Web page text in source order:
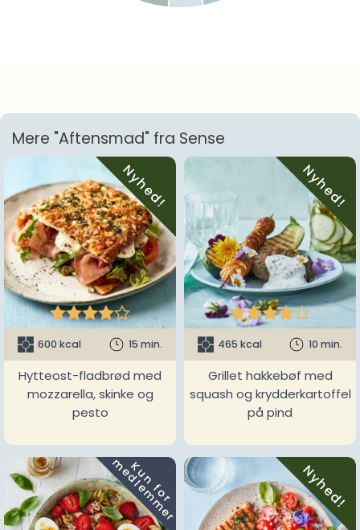
Mere "Aftensmad" fra Sense
Nyhed!

600 kcal 15 min.
Hytteost-fladbrød med
mozzarella, skinke og
pesto
Nyhed!

465 kcal 10 min.
Grillet hakkebøf med
squash og krydderkartoffel
på pind
K
u
n
f
o
r
m
e
d
l
e
m
m
e
r Nyhed!